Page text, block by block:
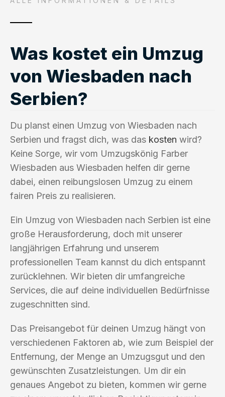
Was kostet ein Umzug
von Wiesbaden nach
Serbien?
Du planst einen Umzug von Wiesbaden nach
Serbien und fragst dich, was das kosten wird?
Keine Sorge, wir vom Umzugskönig Farber
Wiesbaden aus Wiesbaden helfen dir gerne
dabei, einen reibungslosen Umzug zu einem
fairen Preis zu realisieren.
Ein Umzug von Wiesbaden nach Serbien ist eine
große Herausforderung, doch mit unserer
langjährigen Erfahrung und unserem
professionellen Team kannst du dich entspannt
zurücklehnen. Wir bieten dir umfangreiche
Services, die auf deine individuellen Bedürfnisse
zugeschnitten sind.
Das Preisangebot für deinen Umzug hängt von
verschiedenen Faktoren ab, wie zum Beispiel der
Entfernung, der Menge an Umzugsgut und den
gewünschten Zusatzleistungen. Um dir ein
genaues Angebot zu bieten, kommen wir gerne